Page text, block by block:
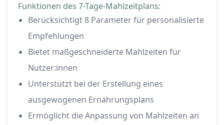
Funktionen des 7-Tage-Mahlzeitplans:
Berücksichtigt 8 Parameter für personalisierte
Empfehlungen
Bietet maßgeschneiderte Mahlzeiten für
Nutzer:innen
Unterstützt bei der Erstellung eines
ausgewogenen Ernährungsplans
Ermöglicht die Anpassung von Mahlzeiten an